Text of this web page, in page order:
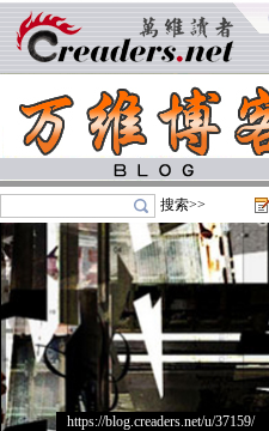
搜索>>
https://blog.creaders.net/u/37159/>